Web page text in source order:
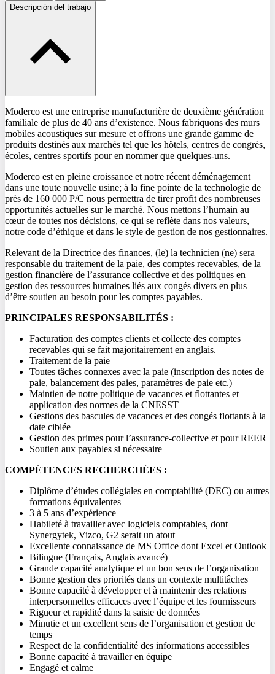
Descripción del trabajo
Moderco est une entreprise manufacturière de deuxième génération
familiale de plus de 40 ans d’existence. Nous fabriquons des murs
mobiles acoustiques sur mesure et offrons une grande gamme de
produits destinés aux marchés tel que les hôtels, centres de congrès,
écoles, centres sportifs pour en nommer que quelques-uns.
Moderco est en pleine croissance et notre récent déménagement
dans une toute nouvelle usine; à la fine pointe de la technologie de
près de 160 000 P/C nous permettra de tirer profit des nombreuses
opportunités actuelles sur le marché. Nous mettons l’humain au
cœur de toutes nos décisions, ce qui se reflète dans nos valeurs,
notre code d’éthique et dans le style de gestion de nos gestionnaires.
Relevant de la Directrice des finances, (le) la technicien (ne) sera
responsable du traitement de la paie, des comptes recevables, de la
gestion financière de l’assurance collective et des politiques en
gestion des ressources humaines liés aux congés divers en plus
d’être soutien au besoin pour les comptes payables.
PRINCIPALES RESPONSABILITÉS :
Facturation des comptes clients et collecte des comptes
recevables qui se fait majoritairement en anglais.
Traitement de la paie
Toutes tâches connexes avec la paie (inscription des notes de
paie, balancement des paies, paramètres de paie etc.)
Maintien de notre politique de vacances et flottantes et
application des normes de la CNESST
Gestions des bascules de vacances et des congés flottants à la
date ciblée
Gestion des primes pour l’assurance-collective et pour REER
Soutien aux payables si nécessaire
COMPÉTENCES RECHERCHÉES :
Diplôme d’études collégiales en comptabilité (DEC) ou autres
formations équivalentes
3 à 5 ans d’expérience
Habileté à travailler avec logiciels comptables, dont
Synergytek, Vizco, G2 serait un atout
Excellente connaissance de MS Office dont Excel et Outlook
Bilingue (Français, Anglais avancé)
Grande capacité analytique et un bon sens de l’organisation
Bonne gestion des priorités dans un contexte multitâches
Bonne capacité à développer et à maintenir des relations
interpersonnelles efficaces avec l’équipe et les fournisseurs
Rigueur et rapidité dans la saisie de données
Minutie et un excellent sens de l’organisation et gestion de
temps
Respect de la confidentialité des informations accessibles
Bonne capacité à travailler en équipe
Engagé et calme